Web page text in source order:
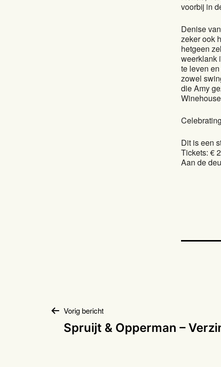
voorbij in
Denise
zeker ook
hetgeen
weerklank
te leven
zowel
die Amy
Dit is een
Tickets: €
Aan de
Bericht
Vorig bericht
Spruijt & Opperman –